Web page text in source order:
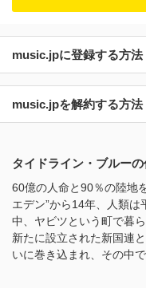
music.jpに登録する方法
music.jpを解約する方法
タイドライン・ブルー
60億の人命と90％の陸地
エデン”から14年、人類
中、ヤビツという町で暮
新たに設立された新国連
いに巻き込まれ、その中